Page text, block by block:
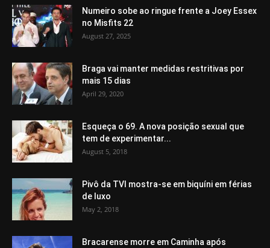
Numeiro sobe ao ringue frente a Joey Essex
no Misfits 22
August 27, 2025
Braga vai manter medidas restritivas por
mais 15 dias
April 29, 2020
Esqueça o 69. A nova posição sexual que
tem de experimentar...
August 5, 2018
Pivô da TVI mostra-se em biquíni em férias
de luxo
May 2, 2018
Bracarense morre em Caminha após